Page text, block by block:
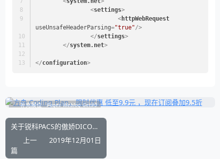
<settings>
<httpWebRequest
useUnsafeHeaderParsing="true"/>
</settings>
</system.net>
</configuration>
补充展位 Pages_Weblog_Get#0
关于锐科PACS的傲娇DICOM Print协议
上一
篇
2019年12月01日